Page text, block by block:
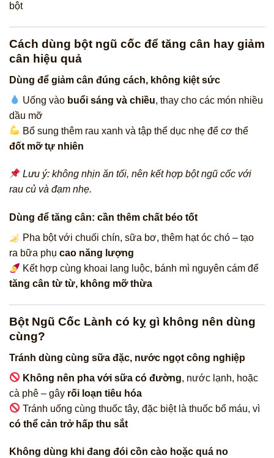
bột
Cách dùng bột ngũ cốc để tăng cân hay giảm
cân hiệu quả
Dùng để giảm cân đúng cách, không kiệt sức
Uống vào buổi sáng và chiều, thay cho các món nhiều
dầu mỡ
Bổ sung thêm rau xanh và tập thể dục nhẹ để cơ thể
đốt mỡ tự nhiên
Lưu ý: không nhịn ăn tối, nên kết hợp bột ngũ cốc với
rau củ và đạm nhẹ.
Dùng để tăng cân: cần thêm chất béo tốt
Pha bột với chuối chín, sữa bơ, thêm hạt óc chó – tạo
ra bữa phụ cao năng lượng
Kết hợp cùng khoai lang luộc, bánh mì nguyên cám để
tăng cân từ từ, không mỡ thừa
Bột Ngũ Cốc Lành có kỵ gì không nên dùng
cùng?
Tránh dùng cùng sữa đặc, nước ngọt công nghiệp
Không nên pha với sữa có đường, nước lạnh, hoặc
cà phê – gây rối loạn tiêu hóa
Tránh uống cùng thuốc tây, đặc biệt là thuốc bổ máu, vì
có thể cản trở hấp thu sắt
Không dùng khi đang đói cồn cào hoặc quá no